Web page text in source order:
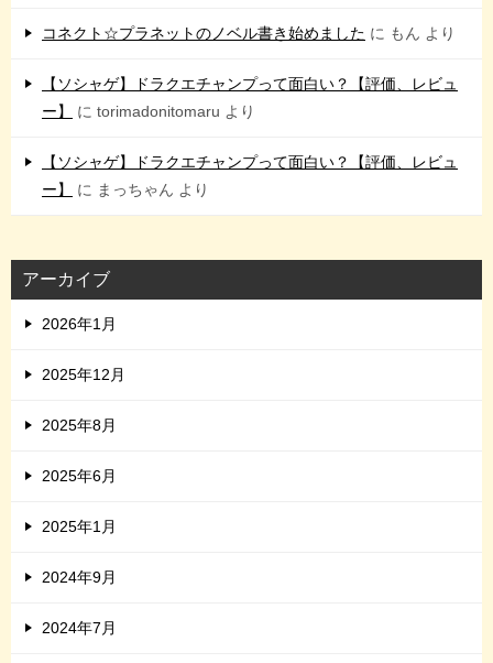
コネクト☆プラネットのノベル書き始めました に もん より
【ソシャゲ】ドラクエチャンプって面白い？【評価、レビュ
ー】
に torimadonitomaru より
【ソシャゲ】ドラクエチャンプって面白い？【評価、レビュ
ー】
に まっちゃん より
アーカイブ
2026年1月
2025年12月
2025年8月
2025年6月
2025年1月
2024年9月
2024年7月